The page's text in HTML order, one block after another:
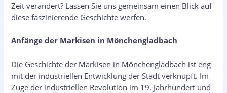
Zeit verändert? Lassen Sie uns gemeinsam einen Blick auf
diese faszinierende Geschichte werfen.
Anfänge der Markisen in Mönchengladbach
Die Geschichte der Markisen in Mönchengladbach ist eng
mit der industriellen Entwicklung der Stadt verknüpft. Im
Zuge der industriellen Revolution im 19. Jahrhundert und